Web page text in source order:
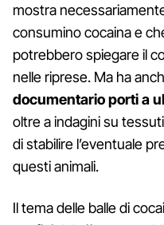
mostra
consumino cocaina e
potrebbero spiegare il
nelle riprese. Ma ha
documentario porti a
oltre a indagini su
di stabilire l’eventuale
questi animali.
Il tema delle balle di